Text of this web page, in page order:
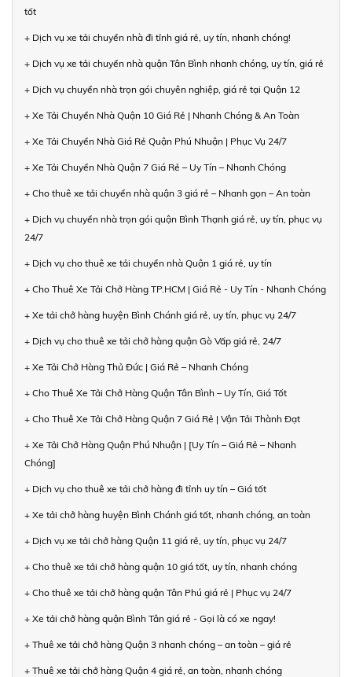
tốt
+ Dịch vụ xe tải chuyển nhà đi tỉnh giá rẻ, uy tín, nhanh chóng!
+ Dịch vụ xe tải chuyển nhà quận Tân Bình nhanh chóng, uy tín, giá rẻ
+ Dịch vụ chuyển nhà trọn gói chuyên nghiệp, giá rẻ tại Quận 12
+ Xe Tải Chuyển Nhà Quận 10 Giá Rẻ | Nhanh Chóng & An Toàn
+ Xe Tải Chuyển Nhà Giá Rẻ Quận Phú Nhuận | Phục Vụ 24/7
+ Xe Tải Chuyển Nhà Quận 7 Giá Rẻ – Uy Tín – Nhanh Chóng
+ Cho thuê xe tải chuyển nhà quận 3 giá rẻ – Nhanh gọn – An toàn
+ Dịch vụ chuyển nhà trọn gói quận Bình Thạnh giá rẻ, uy tín, phục vụ
24/7
+ Dịch vụ cho thuê xe tải chuyển nhà Quận 1 giá rẻ, uy tín
+ Cho Thuê Xe Tải Chở Hàng TP.HCM | Giá Rẻ - Uy Tín - Nhanh Chóng
+ Xe tải chở hàng huyện Bình Chánh giá rẻ, uy tín, phục vụ 24/7
+ Dịch vụ cho thuê xe tải chở hàng quận Gò Vấp giá rẻ, 24/7
+ Xe Tải Chở Hàng Thủ Đức | Giá Rẻ – Nhanh Chóng
+ Cho Thuê Xe Tải Chở Hàng Quận Tân Bình – Uy Tín, Giá Tốt
+ Cho Thuê Xe Tải Chở Hàng Quận 7 Giá Rẻ | Vận Tải Thành Đạt
+ Xe Tải Chở Hàng Quận Phú Nhuận | [Uy Tín – Giá Rẻ – Nhanh
Chóng]
+ Dịch vụ cho thuê xe tải chở hàng đi tỉnh uy tín – Giá tốt
+ Xe tải chở hàng huyện Bình Chánh giá tốt, nhanh chóng, an toàn
+ Dịch vụ xe tải chở hàng Quận 11 giá rẻ, uy tín, phục vụ 24/7
+ Cho thuê xe tải chở hàng quận 10 giá tốt, uy tín, nhanh chóng
+ Cho thuê xe tải chở hàng quận Tân Phú giá rẻ | Phục vụ 24/7
+ Xe tải chở hàng quận Bình Tân giá rẻ - Gọi là có xe ngay!
+ Thuê xe tải chở hàng Quận 3 nhanh chóng – an toàn – giá rẻ
+ Thuê xe tải chở hàng Quận 4 giá rẻ, an toàn, nhanh chóng